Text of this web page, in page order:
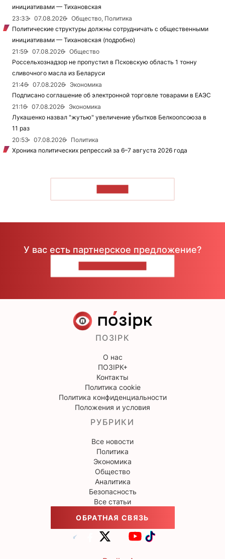
инициативами — Тихановская
23:33
07.08.2026
Общество, Политика
Политические структуры должны сотрудничать с общественными
инициативами — Тихановская (подробно)
21:59
07.08.2026
Общество
Россельхознадзор не пропустил в Псковскую область 1 тонну
сливочного масла из Беларуси
21:46
07.08.2026
Экономика
Подписано соглашение об электронной торговле товарами в ЕАЭС
21:16
07.08.2026
Экономика
Лукашенко назвал "жутью" увеличение убытков Белкоопсоюза в
11 раз
20:53
07.08.2026
Политика
Хроника политических репрессий за 6–7 августа 2026 года
У вас есть партнерское предложение?
ПОЗІРК
О нас
ПОЗІРК+
Контакты
Политика cookie
Политика конфиденциальности
Положения и условия
РУБРИКИ
Все новости
Политика
Экономика
Общество
Аналитика
Безопасность
Все статьи
ОБРАТНАЯ СВЯЗЬ